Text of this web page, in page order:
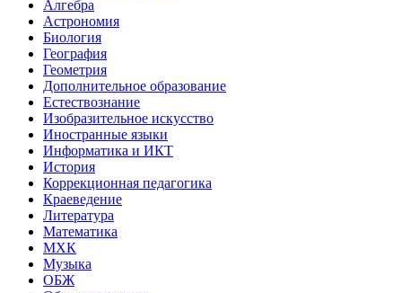
Алгебра
Астрономия
Биология
География
Геометрия
Дополнительное образование
Естествознание
Изобразительное искусство
Иностранные языки
Информатика и ИКТ
История
Коррекционная педагогика
Краеведение
Литература
Математика
МХК
Музыка
ОБЖ